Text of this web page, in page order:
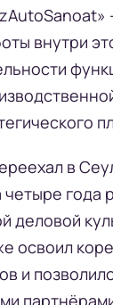
внутри
в
года
деловой
освоил
и